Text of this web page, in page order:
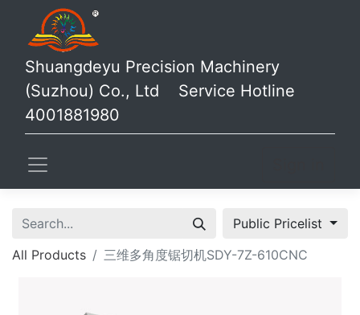
Shuangdeyu Precision Machinery
(Suzhou) Co., Ltd Service Hotline
4001881980
Public Pricelist
All Products
三维多角度锯切机SDY-7Z-610CNC